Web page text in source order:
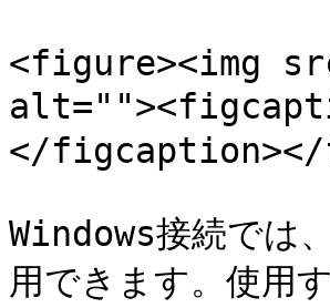
<figure><img
</
Windows接続では
用できます。使用